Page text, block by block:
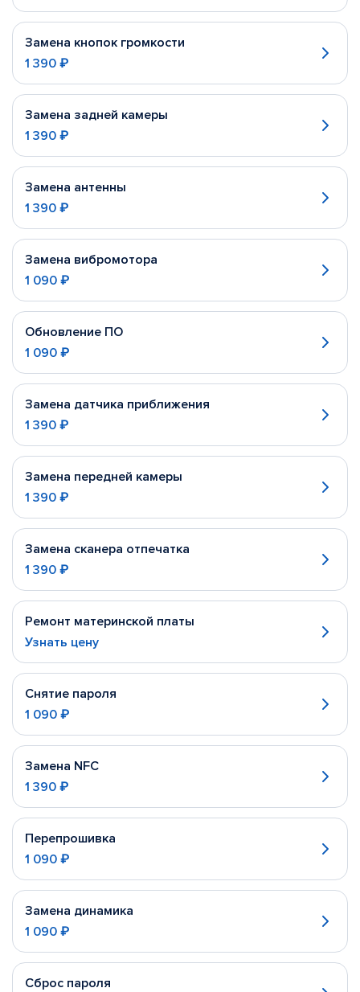
Замена кнопок громкости
1 390 ₽
Замена задней камеры
1 390 ₽
Замена антенны
1 390 ₽
Замена вибромотора
1 090 ₽
Обновление ПО
1 090 ₽
Замена датчика приближения
1 390 ₽
Замена передней камеры
1 390 ₽
Замена сканера отпечатка
1 390 ₽
Ремонт материнской платы
Узнать цену
Снятие пароля
1 090 ₽
Замена NFC
1 390 ₽
Перепрошивка
1 090 ₽
Замена динамика
1 090 ₽
Сброс пароля